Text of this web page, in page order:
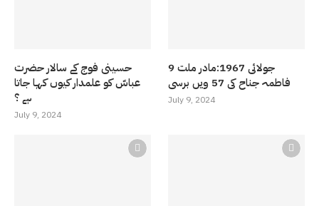
حسینی فوج کے سالار حضرت
عباسّ کو علمدار کیوں کہا جاتا
ہے ؟
July 9, 2024
9 جولائی 1967:مادر ملت
فاطمہ جناح کی 57 ویں برسی
July 9, 2024